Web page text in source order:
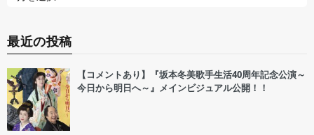
最近の投稿
【コメントあり】『坂本冬美歌手生活40周年記念公演～
今日から明日へ～』メインビジュアル公開！！